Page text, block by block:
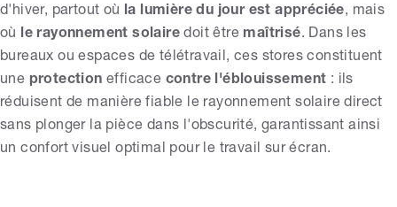
d'hiver, partout où la lumière du jour est appréciée, mais
où le rayonnement solaire doit être maîtrisé. Dans les
bureaux ou espaces de télétravail, ces stores constituent
une protection efficace contre l'éblouissement : ils
réduisent de manière fiable le rayonnement solaire direct
sans plonger la pièce dans l'obscurité, garantissant ainsi
un confort visuel optimal pour le travail sur écran.